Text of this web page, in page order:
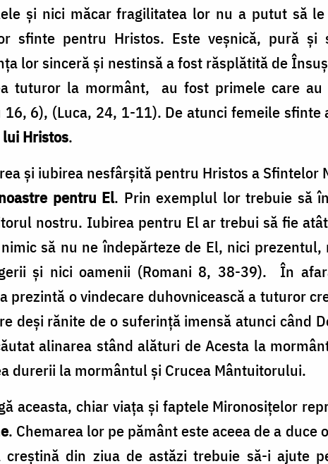
și nici măcar fragilitatea lor nu a putut să
sfinte pentru Hristos. Este veșnică, pură
lor sinceră și nestinsă a fost răsplătită de
tuturor la mormânt, au fost primele care
16, 6), (Luca, 24, 1-11). De atunci femeile sfinte
Hristos.
și iubirea nesfârșită pentru Hristos a Sfintelor
pentru El. Prin exemplul lor trebuie să
nostru. Iubirea pentru El ar trebui să fie
să nu ne îndepărteze de El, nici
și nici oamenii (Romani 8, 38-39). În
prezintă o vindecare duhovnicească a tuturor
deși rănite de o suferință imensă atunci când
alinarea stând alături de Acesta la
durerii la mormântul și Crucea Mântuitorului.
aceasta, chiar viața și faptele Mironosițelor
. Chemarea lor pe pământ este aceea de a
creștină din ziua de astăzi trebuie să-i ajute